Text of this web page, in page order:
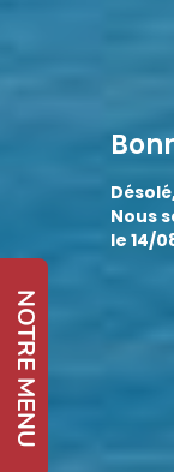
Nous
le 14/
NOTRE MENU